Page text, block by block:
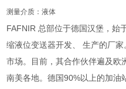
测量介质：液体
FAFNIR 总部位于德国汉堡，始
缩液位变送器开发、 生产的厂
市场。目前，其合作伙伴遍及欧
南美各地。德国90%以上的加油